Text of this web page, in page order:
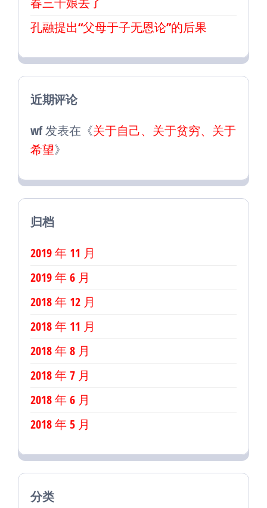
孔融提出“父母于子无恩论”的后果
近期评论
wf发表在《关于自己、关于贫穷、关于
希望》
归档
2019 年 11 月
2019 年 6 月
2018 年 12 月
2018 年 11 月
2018 年 8 月
2018 年 7 月
2018 年 6 月
2018 年 5 月
分类